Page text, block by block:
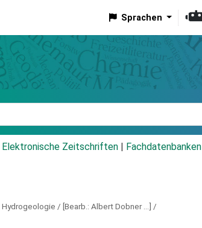
Sprachen
Elektronische Zeitschriften Fachdatenbanken
Hydrogeologie / [Bearb.: Albert Dobner ...] /